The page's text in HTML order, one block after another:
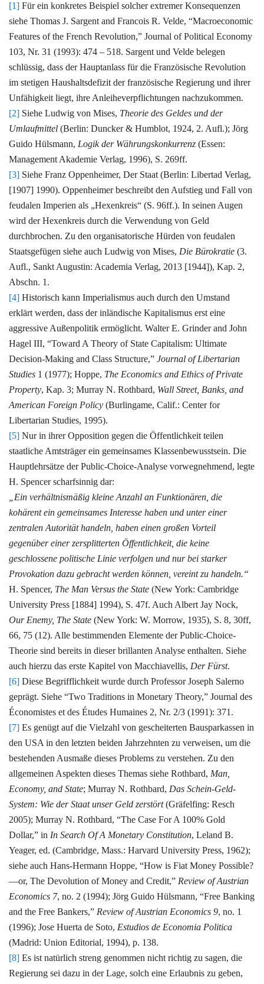
[1] Für ein konkretes Beispiel solcher extremer Konsequenzen
siehe Thomas J. Sargent and Francois R. Velde, “Macroeconomic
Features of the French Revolution,” Journal of Political Economy
103, Nr. 31 (1993): 474 – 518. Sargent und Velde belegen
schlüssig, dass der Hauptanlass für die Französische Revolution
im stetigen Haushaltsdefizit der französische Regierung und ihrer
Unfähigkeit liegt, ihre Anleiheverpflichtungen nachzukommen.
[2] Siehe Ludwig von Mises, Theorie des Geldes und der
Umlaufmittel (Berlin: Duncker & Humblot, 1924, 2. Aufl.); Jörg
Guido Hülsmann, Logik der Währungskonkurrenz (Essen:
Management Akademie Verlag, 1996), S. 269ff.
[3] Siehe Franz Oppenheimer, Der Staat (Berlin: Libertad Verlag,
[1907] 1990). Oppenheimer beschreibt den Aufstieg und Fall von
feudalen Imperien als „Hexenkreis“ (S. 96ff.). In seinen Augen
wird der Hexenkreis durch die Verwendung von Geld
durchbrochen. Zu den organisatorische Hürden von feudalen
Staatsgefügen siehe auch Ludwig von Mises, Die Bürokratie (3.
Aufl., Sankt Augustin: Academia Verlag, 2013 [1944]), Kap. 2,
Abschn. 1.
[4] Historisch kann Imperialismus auch durch den Umstand
erklärt werden, dass der inländische Kapitalismus erst eine
aggressive Außenpolitik ermöglicht. Walter E. Grinder and John
Hagel III, “Toward A Theory of State Capitalism: Ultimate
Decision-Making and Class Structure,” Journal of Libertarian
Studies 1 (1977); Hoppe, The Economics and Ethics of Private
Property, Kap. 3; Murray N. Rothbard, Wall Street, Banks, and
American Foreign Policy (Burlingame, Calif.: Center for
Libertarian Studies, 1995).
[5] Nur in ihrer Opposition gegen die Öffentlichkeit teilen
staatliche Amtsträger ein gemeinsames Klassenbewusstsein. Die
Hauptlehrsätze der Public-Choice-Analyse vorwegnehmend, legte
H. Spencer scharfsinnig dar:
„Ein verhältnismäßig kleine Anzahl an Funktionären, die
kohärent ein gemeinsames Interesse haben und unter einer
zentralen Autorität handeln, haben einen großen Vorteil
gegenüber einer zersplitterten Öffentlichkeit, die keine
geschlossene politische Linie verfolgen und nur bei starker
Provokation dazu gebracht werden können, vereint zu handeln.“
H. Spencer, The Man Versus the State (New York: Cambridge
University Press [1884] 1994), S. 47f. Auch Albert Jay Nock,
Our Enemy, The State (New York: W. Morrow, 1935), S. 8, 30ff,
66, 75 (12). Alle bestimmenden Elemente der Public-Choice-
Theorie sind bereits in dieser brillanten Analyse enthalten. Siehe
auch hierzu das erste Kapitel von Macchiavellis, Der Fürst.
[6] Diese Begrifflichkeit wurde durch Professor Joseph Salerno
geprägt. Siehe “Two Traditions in Monetary Theory,” Journal des
Économistes et des Études Humaines 2, Nr. 2/3 (1991): 371.
[7] Es genügt auf die Vielzahl von gescheiterten Bausparkassen in
den USA in den letzten beiden Jahrzehnten zu verweisen, um die
bestehenden Ausmaße dieses Problems zu verstehen. Zu den
allgemeinen Aspekten dieses Themas siehe Rothbard, Man,
Economy, and State; Murray N. Rothbard, Das Schein-Geld-
System: Wie der Staat unser Geld zerstört(Gräfelfing: Resch
2005); Murray N. Rothbard, “The Case For A 100% Gold
Dollar,” in In Search Of A Monetary Constitution, Leland B.
Yeager, ed. (Cambridge, Mass.: Harvard University Press, 1962);
siehe auch Hans-Hermann Hoppe, “How is Fiat Money Possible?
—or, The Devolution of Money and Credit,” Review of Austrian
Economics 7, no. 2 (1994); Jörg Guido Hülsmann, “Free Banking
and the Free Bankers,” Review of Austrian Economics 9, no. 1
(1996); Jose Huerta de Soto, Estudios de Economia Politica
(Madrid: Union Editorial, 1994), p. 138.
[8] Es ist natürlich streng genommen nicht richtig zu sagen, die
Regierung sei dazu in der Lage, solch eine Erlaubnis zu geben,